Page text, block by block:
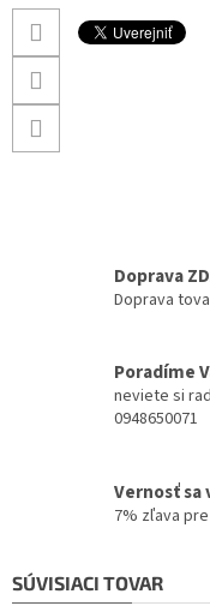
Doprava
Doprava
Poradíme
neviete si
0948650071
Vernosť sa
7% zľava
SÚVISIACI TOVAR